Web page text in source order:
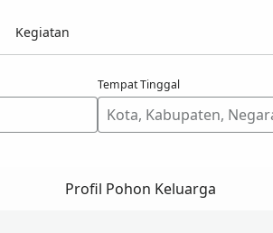
Kegiatan
Tempat Tinggal
Profil Pohon Keluarga